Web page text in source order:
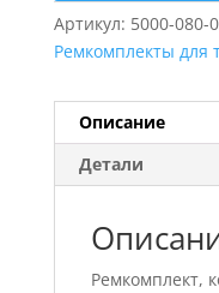
Артикул: 5000-080-
Ремкомплекты для
Описание
Детали
Ремкомплект,